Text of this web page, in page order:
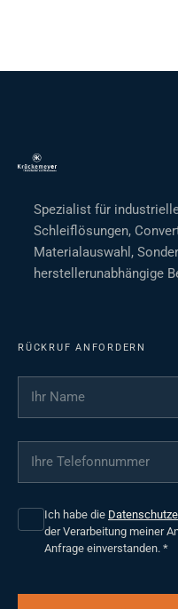
Spezialist für
Schleiflösungen,
Materialauswahl,
herstellerunabhängige
RÜCKRUF ANFORDERN
Ihr Name
Ihre Telefonnummer
Ich habe die
der Verarbeitung meiner
Anfrage einverstanden. *